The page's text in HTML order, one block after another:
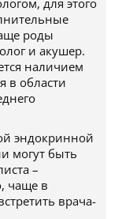
для этого
роды
и акушер.
наличием
в области
эндокринной
могут быть
–
чаще в
врача-